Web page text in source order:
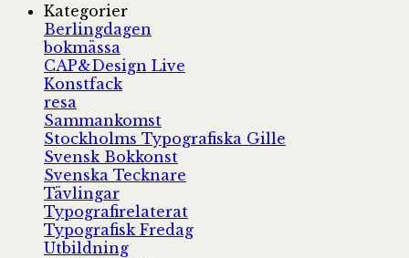
Kategorier
Berlingdagen
bokmässa
CAP&Design Live
Konstfack
resa
Sammankomst
Stockholms Typografiska Gille
Svensk Bokkonst
Svenska Tecknare
Tävlingar
Typografirelaterat
Typografisk Fredag
Utbildning